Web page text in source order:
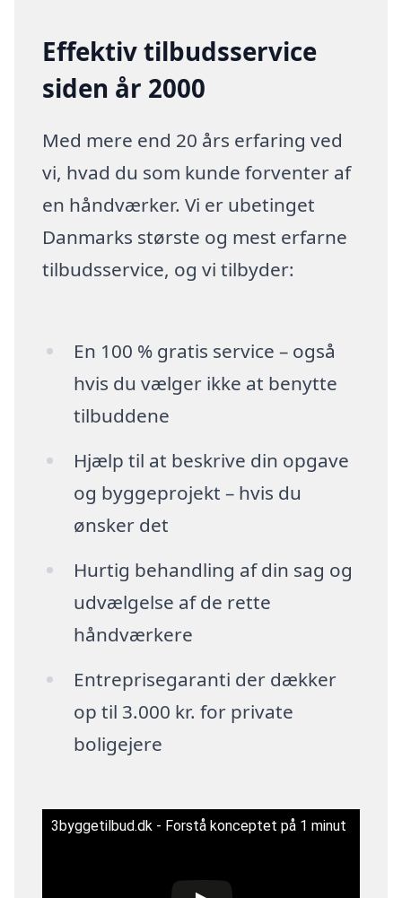
Effektiv tilbudsservice
siden år 2000
Med mere end 20 års erfaring ved
vi, hvad du som kunde forventer af
en håndværker. Vi er ubetinget
Danmarks største og mest erfarne
tilbudsservice, og vi tilbyder:
En 100 % gratis service – også
hvis du vælger ikke at benytte
tilbuddene
Hjælp til at beskrive din opgave
og byggeprojekt – hvis du
ønsker det
Hurtig behandling af din sag og
udvælgelse af de rette
håndværkere
Entreprisegaranti der dækker
op til 3.000 kr. for private
boligejere
3byggetilbud.dk - Forstå konceptet på 1 minut